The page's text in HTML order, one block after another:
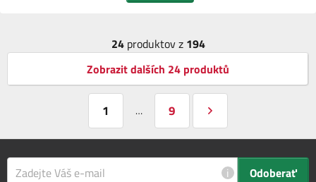
24produktov z 194
Zobrazit dalších 24 produktů
1 … 9
i Odoberať